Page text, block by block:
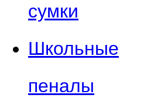
сумки
Школьные
пеналы